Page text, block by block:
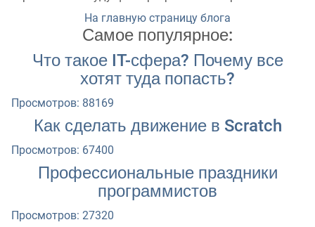
На главную страницу блога
Самое популярное:
Что такое IT-сфера? Почему все
хотят туда попасть?
Просмотров: 88169
Как сделать движение в Scratch
Просмотров: 67400
Профессиональные праздники
программистов
Просмотров: 27320